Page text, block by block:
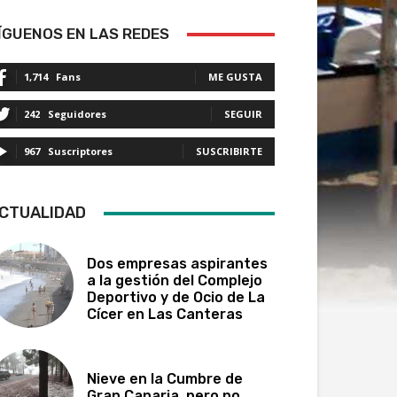
EN LAS REDES
1,714 Fans ME GUSTA
242 Seguidores SEGUIR
967 Suscriptores SUSCRIBIRTE
Dos empresas aspirantes
a la gestión del Complejo
Deportivo y de Ocio de La
Cícer en Las Canteras
Nieve en la Cumbre de